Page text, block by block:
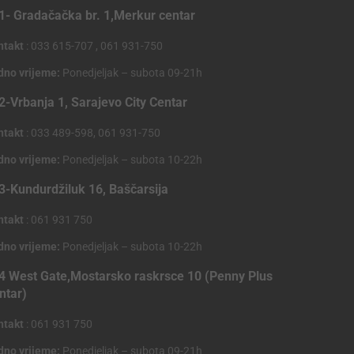
Gradačačka br. 1,Merkur centar
: 033 615-707 , 061 931-750
vrijeme: Ponedjeljak – subota 09-21h
Vrbanja 1, Sarajevo City Centar
: 033 489-598, 061 931-750
vrijeme: Ponedjeljak – subota 10-22h
Kundurdžiluk 16, Baščarsija
: 061 931 750
vrijeme: Ponedjeljak – subota 10-22h
West Gate,Mostarsko raskrsce 10 (Penny Plus
: 061 931 750
vrijeme: Ponedjeljak – subota 09-21h